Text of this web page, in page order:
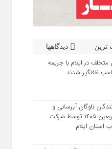
ترین دیدگاهها
در ایلام با جریمه
غافلگیر شدند
ناوگان آبرسانی و
پشتیبانی اربعین ۱۴۰۵ توسط شرکت
استان ایلام